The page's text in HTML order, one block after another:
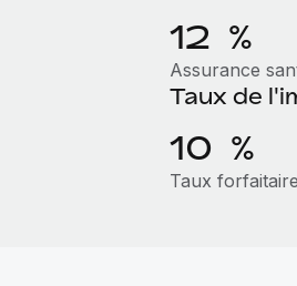
12 %
Assurance
Taux de
10 %
Taux forfaitaire